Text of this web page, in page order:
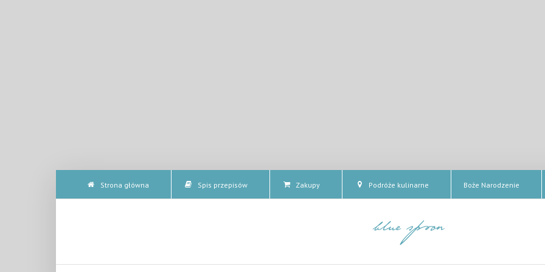
Strona główna Spis przepisów Zakupy Podróże kulinarne Boże Narodzenie